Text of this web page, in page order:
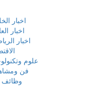
اخبار
اخبار
اخبار
علوم
فن
وظائف